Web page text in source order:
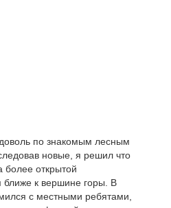
по знакомым лесным
новые, я решил что
более открытой
ближе к вершине горы. В
с местными ребятами,